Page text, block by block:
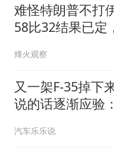
难怪特朗普不打
58比32结果已定
烽火观察
又一架F-35掉下
说的话逐渐应验
汽车乐乐说